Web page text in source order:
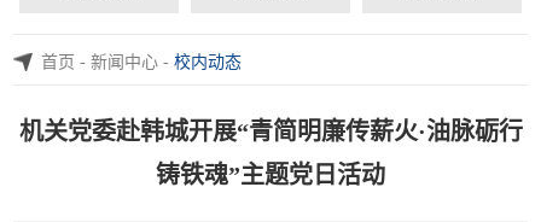
首页-新闻中心-校内动态
机关党委赴韩城开展“青简明廉传薪火·油脉砺行
铸铁魂”主题党日活动